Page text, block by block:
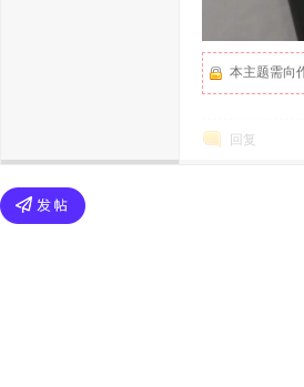
本主题需向
回复